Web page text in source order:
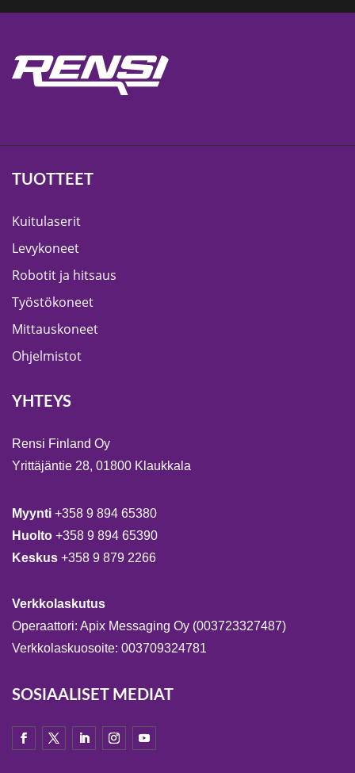
TUOTTEET
Kuitulaserit
Levykoneet
Robotit ja hitsaus
Työstökoneet
Mittauskoneet
Ohjelmistot
YHTEYS
Rensi Finland Oy
Yrittäjäntie 28, 01800 Klaukkala
Myynti +358 9 894 65380
Huolto +358 9 894 65390
Keskus +358 9 879 2266
Verkkolaskutus
Operaattori: Apix Messaging Oy (003723327487)
Verkkolaskuosoite: 003709324781
SOSIAALISET MEDIAT